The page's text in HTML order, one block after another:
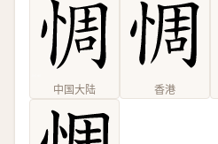
中国大陆 香港